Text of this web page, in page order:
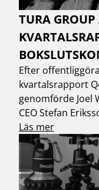
TURA
Efter
kvartalsrapport
genomförde Joel
CEO Stefan
Läs mer